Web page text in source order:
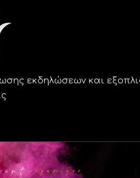
εκδηλώσεων και
Εταιρεία παραγωγής